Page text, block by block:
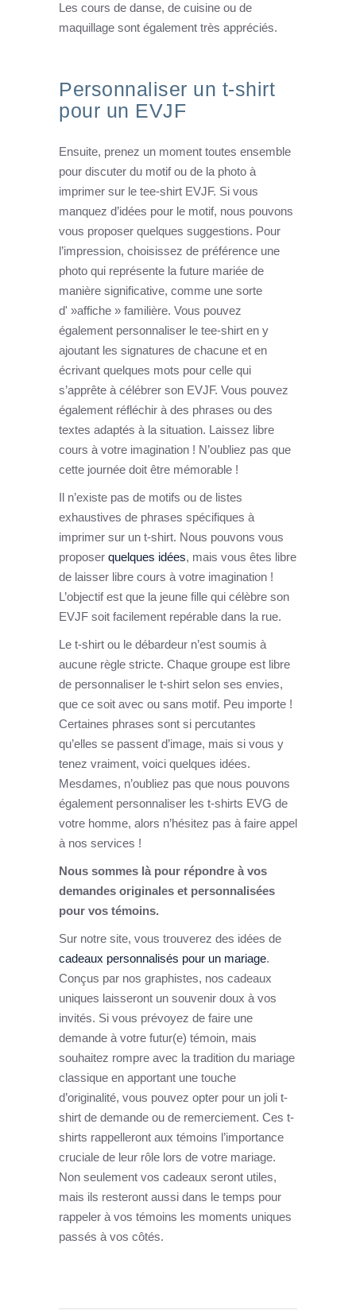
Les cours de danse, de cuisine ou de
maquillage sont également très appréciés.
Personnaliser un t-shirt
pour un EVJF
Ensuite, prenez un moment toutes ensemble
pour discuter du motif ou de la photo à
imprimer sur le tee-shirt EVJF. Si vous
manquez d’idées pour le motif, nous pouvons
vous proposer quelques suggestions. Pour
l’impression, choisissez de préférence une
photo qui représente la future mariée de
manière significative, comme une sorte
d' »affiche » familière. Vous pouvez
également personnaliser le tee-shirt en y
ajoutant les signatures de chacune et en
écrivant quelques mots pour celle qui
s’apprête à célébrer son EVJF. Vous pouvez
également réfléchir à des phrases ou des
textes adaptés à la situation. Laissez libre
cours à votre imagination ! N’oubliez pas que
cette journée doit être mémorable !
Il n’existe pas de motifs ou de listes
exhaustives de phrases spécifiques à
imprimer sur un t-shirt. Nous pouvons vous
proposer quelques idées, mais vous êtes libre
de laisser libre cours à votre imagination !
L’objectif est que la jeune fille qui célèbre son
EVJF soit facilement repérable dans la rue.
Le t-shirt ou le débardeur n’est soumis à
aucune règle stricte. Chaque groupe est libre
de personnaliser le t-shirt selon ses envies,
que ce soit avec ou sans motif. Peu importe !
Certaines phrases sont si percutantes
qu’elles se passent d’image, mais si vous y
tenez vraiment, voici quelques idées.
Mesdames, n’oubliez pas que nous pouvons
également personnaliser les t-shirts EVG de
votre homme, alors n’hésitez pas à faire appel
à nos services !
Nous sommes là pour répondre à vos
demandes originales et personnalisées
pour vos témoins.
Sur notre site, vous trouverez des idées de
cadeaux personnalisés pour un mariage.
Conçus par nos graphistes, nos cadeaux
uniques laisseront un souvenir doux à vos
invités. Si vous prévoyez de faire une
demande à votre futur(e) témoin, mais
souhaitez rompre avec la tradition du mariage
classique en apportant une touche
d’originalité, vous pouvez opter pour un joli t-
shirt de demande ou de remerciement. Ces t-
shirts rappelleront aux témoins l’importance
cruciale de leur rôle lors de votre mariage.
Non seulement vos cadeaux seront utiles,
mais ils resteront aussi dans le temps pour
rappeler à vos témoins les moments uniques
passés à vos côtés.